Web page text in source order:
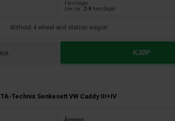
Fjernlager
Lev. ca.: 2-8 hverdager
Without 4 wheel and station wagon
KJØP
TA-Technix Senkesett VW Caddy III+IV